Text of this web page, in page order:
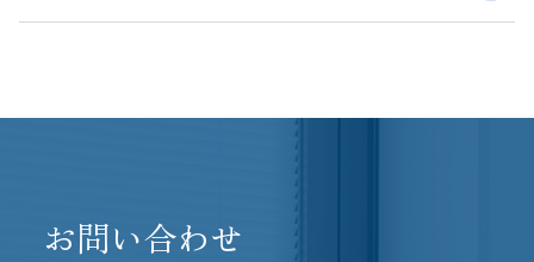
お問い合わせ